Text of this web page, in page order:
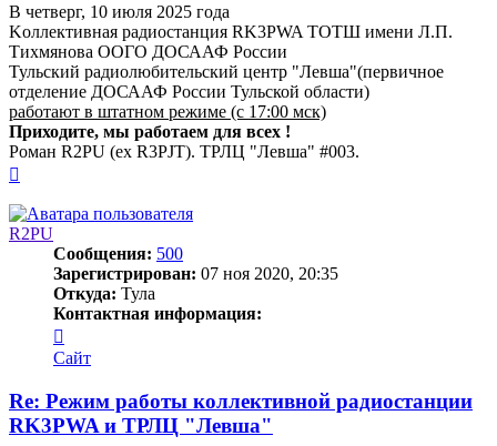
В четверг, 10 июля 2025 года
Kоллективная радиостанция RK3PWA ТОТШ имени Л.П.
Тихмянова ООГО ДОСААФ России
Тульский радиолюбительский центр "Левша"(первичное
отделение ДОСААФ России Тульской области)
работают в штатном режиме (с 17:00 мск)
Приходите, мы работаем для всех !
Роман R2PU (ex R3PJT). ТРЛЦ "Левша" #003.
началу
R2PU
Сообщения: 500
Зарегистрирован: 07 ноя 2020, 20:35
Откуда: Тула
Контактная информация:
информация
пользователя
Сайт
Re: Режим работы коллективной радиостанции
RK3PWA и ТРЛЦ "Левша"